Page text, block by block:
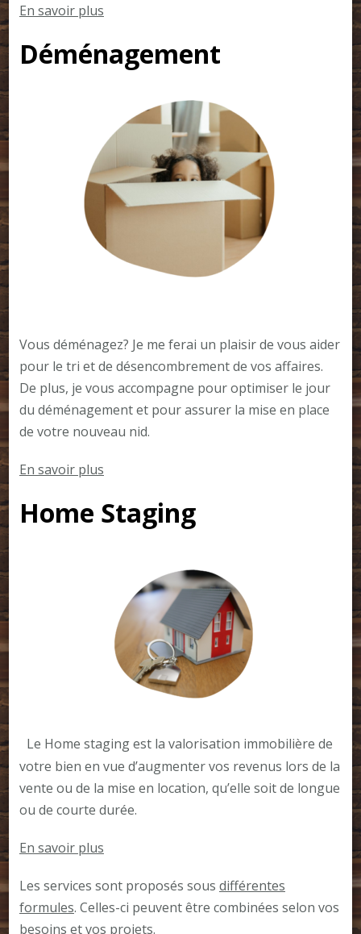
En savoir plus
Déménagement
Vous déménagez? Je me ferai un plaisir de vous aider
pour le tri et de désencombrement de vos affaires.
De plus, je vous accompagne pour optimiser le jour
du déménagement et pour assurer la mise en place
de votre nouveau nid.
En savoir plus
Home Staging
Le Home staging est la valorisation immobilière de
votre bien en vue d’augmenter vos revenus lors de la
vente ou de la mise en location, qu’elle soit de longue
ou de courte durée.
En savoir plus
Les services sont proposés sous différentes
formules. Celles-ci peuvent être combinées selon vos
besoins et vos projets.